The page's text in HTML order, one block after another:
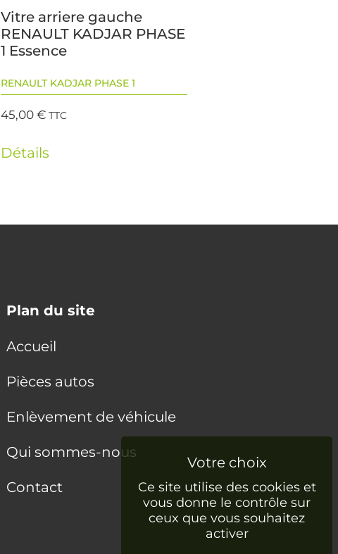
Vitre arriere gauche
RENAULT KADJAR PHASE
1 Essence
RENAULT KADJAR PHASE 1
45,00€ TTC
Détails
Plan du site
Accueil
Pièces autos
Enlèvement de véhicule
Qui sommes-nous
Contact
Ce site utilise des cookies et
vous donne le contrôle sur
ceux que vous souhaitez
activer